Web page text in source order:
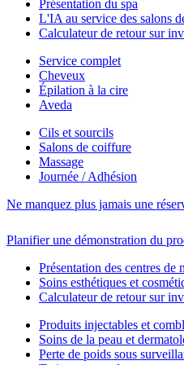
Présentation du spa
L'IA au service des salons
Calculateur de retour sur
Service complet
Cheveux
Épilation à la cire
Aveda
Cils et sourcils
Salons de coiffure
Massage
Journée / Adhésion
Ne manquez plus jamais une
Planifier une démonstration du
Présentation des centres de
Soins esthétiques et
Calculateur de retour sur
Produits injectables et
Soins de la peau et
Perte de poids sous